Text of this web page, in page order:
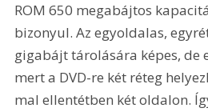
ROM 650 megabájtos
bizonyul. Az egyoldalas,
gigabájt tárolására képes, de
mert a DVD-re két réteg
mal ellentétben két oldalon.